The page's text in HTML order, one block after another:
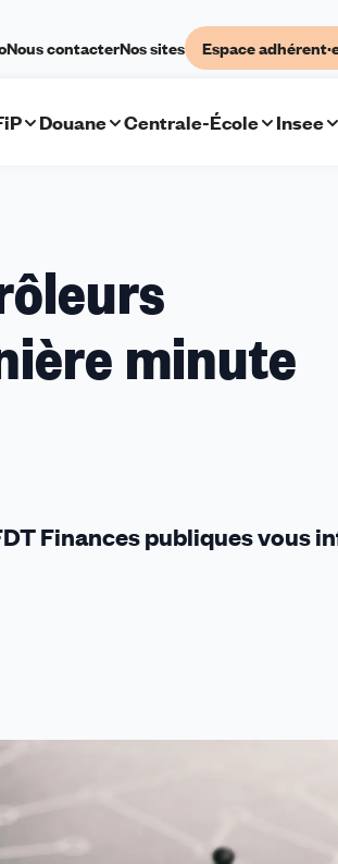
Nous contacterNos sites Espace
Douane Centrale-École Insee
minute
Finances publiquesvous